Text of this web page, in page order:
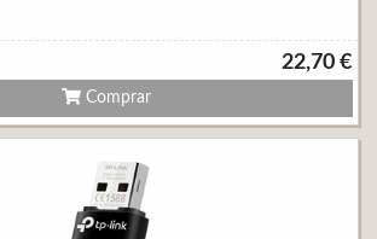
22,70 €
Comprar